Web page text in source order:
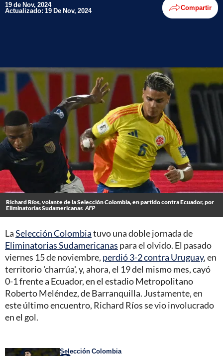
19 de Nov, 2024
Actualizado: 19 De Nov, 2024 Compartir
Richard Ríos, volante de la Selección Colombia, en partido contra Ecuador, por
Eliminatorias Sudamericanas AFP
LaSelección Colombiatuvo una doble jornada de
Eliminatorias Sudamericanas para el olvido. El pasado
viernes 15 de noviembre, perdió 3-2 contra Uruguay, en
territorio 'charrúa', y, ahora, el 19 del mismo mes, cayó
0-1 frente a Ecuador, en el estadio Metropolitano
Roberto Meléndez, de Barranquilla. Justamente, en
este último encuentro, Richard Ríos se vio involucrado
en el gol.
Selección Colombia